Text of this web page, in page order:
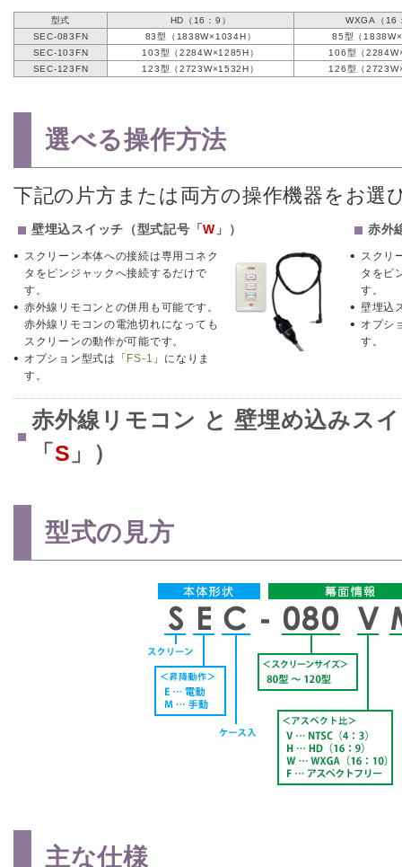
型式 HD（16：9）
WXGA（16
SEC-083FN
83型（1838W×1034H）
85型（
SEC-103FN
103型（2284W×1285H）
106型（
SEC-123FN
123型（2723W×1532H） 126型（
選べる操作方法
下記の片方または両方の操作機器をお選
壁埋込スイッチ（型式記号「W 」）
スクリーン本体への接続は専用コネク
タをピンジャックへ接続するだけで
す。
赤外線リモコンとの併用も可能です。
赤外線リモコンの電池切れになっても
スクリーンの動作が可能です。
オプション型式は「 FS-1 」になりま
す。
赤外
スクリ
タをピ
す。
壁埋込
オプシ
す。
赤外線リモコン と 壁埋め込みス
「 S 」）
型式の見方
主な仕様